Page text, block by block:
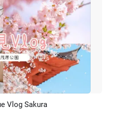
Créer IA
Vlog Sakura